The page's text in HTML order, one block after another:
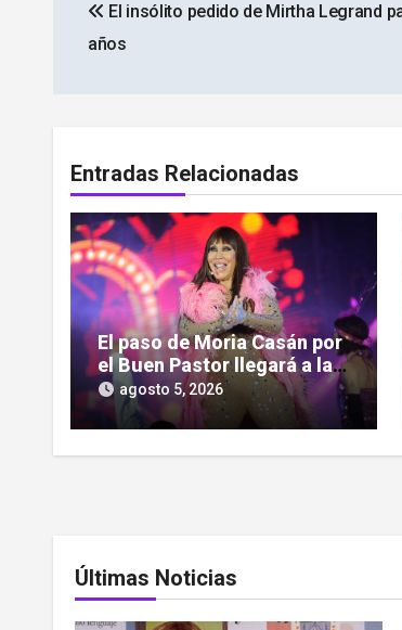
de
El insólito pedido de Mirtha Legrand
años
Entradas Relacionadas
El paso de Moria Casán por
el Buen Pastor llegará a la
pantalla chica en su nueva
serie documental
agosto 5, 2026
Últimas Noticias